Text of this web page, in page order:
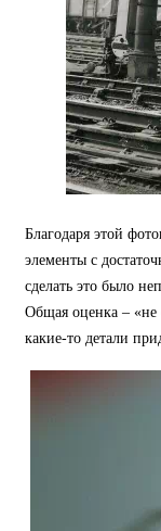
Благодаря этой
элементы с
сделать это было
Общая оценка –
какие-то детали